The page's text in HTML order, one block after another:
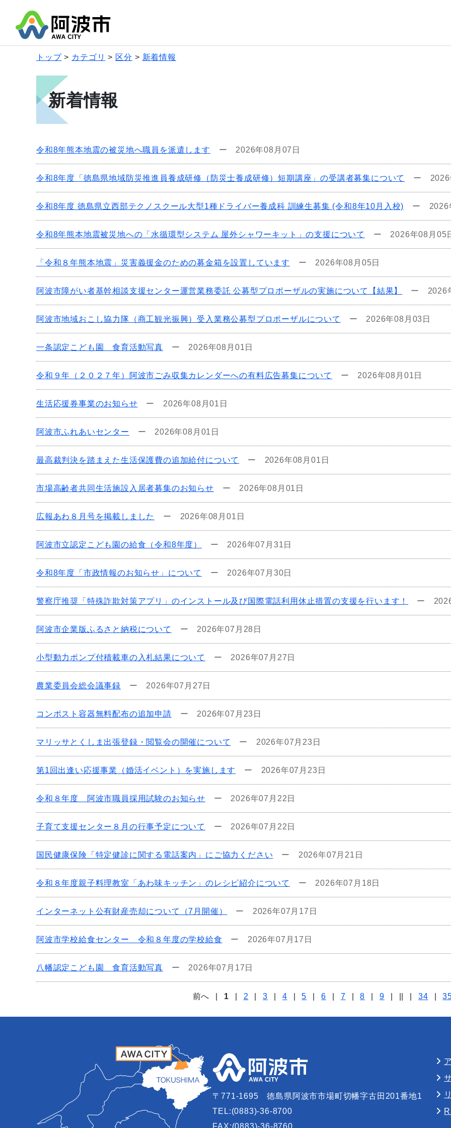
トップ カテゴリ 区分 新着情報
新着情報
令和8年熊本地震の被災地へ職員を派遣します ー 2026年08月07日
令和8年度「徳島県地域防災推進員養成研修（防災士養成研修）短期講座」の受講者募集について ー
令和8年度 徳島県立西部テクノスクール大型1種ドライバー養成科 訓練生募集 (令和8年10月入校) ー 2026
令和8年熊本地震被災地への「水循環型システム 屋外シャワーキット」の支援について ー 2026年08月05
「令和８年熊本地震」災害義援金のための募金箱を設置しています ー 2026年08月05日
阿波市障がい者基幹相談支援センター運営業務委託 公募型プロポーザルの実施について【結果】 ー 2026
阿波市地域おこし協力隊（商工観光振興）受入業務公募型プロポーザルについて ー 2026年08月03日
一条認定こども園 食育活動写真 ー 2026年08月01日
令和９年（２０２７年）阿波市ごみ収集カレンダーへの有料広告募集について ー 2026年08月01日
生活応援券事業のお知らせ ー 2026年08月01日
阿波市ふれあいセンター ー 2026年08月01日
最高裁判決を踏まえた生活保護費の追加給付について ー 2026年08月01日
市場高齢者共同生活施設入居者募集のお知らせ ー 2026年08月01日
広報あわ８月号を掲載しました ー 2026年08月01日
阿波市立認定こども園の給食（令和8年度） ー 2026年07月31日
令和8年度「市政情報のお知らせ」について ー 2026年07月30日
警察庁推奨「特殊詐欺対策アプリ」のインストール及び国際電話利用休止措置の支援を行います！ ー
阿波市企業版ふるさと納税について ー 2026年07月28日
小型動力ポンプ付積載車の入札結果について ー 2026年07月27日
農業委員会総会議事録 ー 2026年07月27日
コンポスト容器無料配布の追加申請 ー 2026年07月23日
マリッサとくしま出張登録・閲覧会の開催について ー 2026年07月23日
第1回出逢い応援事業（婚活イベント）を実施します ー 2026年07月23日
令和８年度 阿波市職員採用試験のお知らせ ー 2026年07月22日
子育て支援センター８月の行事予定について ー 2026年07月22日
国民健康保険「特定健診に関する電話案内」にご協力ください ー 2026年07月21日
令和８年度親子料理教室「あわ味キッチン」のレシピ紹介について ー 2026年07月18日
インターネット公有財産売却について（7月開催） ー 2026年07月17日
阿波市学校給食センター 令和８年度の学校給食 ー 2026年07月17日
八幡認定こども園 食育活動写真 ー 2026年07月17日
前へ 1 2 3 4 5 6 7 8 9 34
〒771-1695
徳島県阿波市市場町切幡字古田201番地1
TEL:(0883)-36-8700
FAX:(0883)-36-8760